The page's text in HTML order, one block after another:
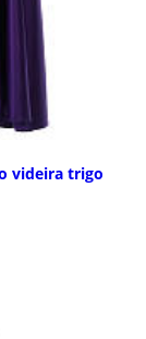
videira trigo